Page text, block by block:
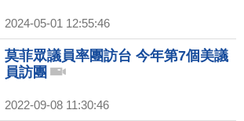
2024-05-01 12:55:46
莫菲眾議員率團訪台 今年第7個美議
員訪團
2022-09-08 11:30:46